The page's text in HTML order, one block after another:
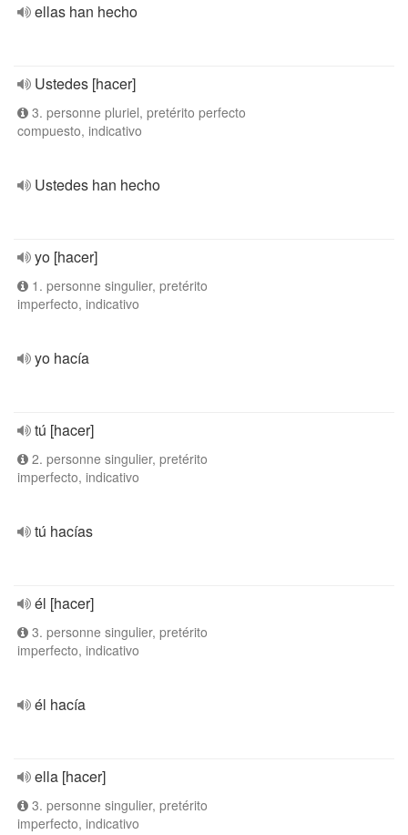
ellas han hecho
Ustedes [hacer]
3. personne pluriel, pretérito perfecto
compuesto, indicativo
Ustedes han hecho
yo [hacer]
1. personne singulier, pretérito
imperfecto, indicativo
yo hacía
tú [hacer]
2. personne singulier, pretérito
imperfecto, indicativo
tú hacías
él [hacer]
3. personne singulier, pretérito
imperfecto, indicativo
él hacía
ella [hacer]
3. personne singulier, pretérito
imperfecto, indicativo